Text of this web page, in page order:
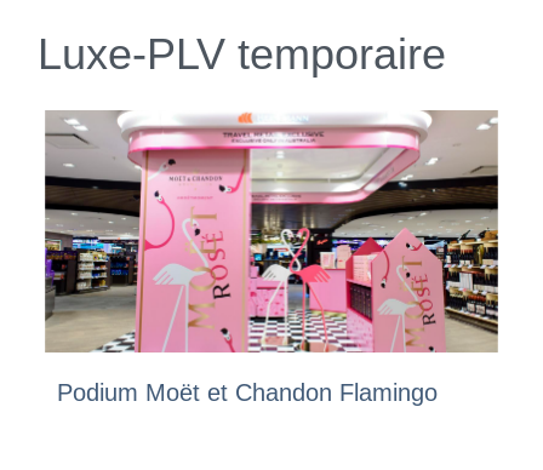
Luxe-PLV temporaire
Podium Moët et Chandon Flamingo